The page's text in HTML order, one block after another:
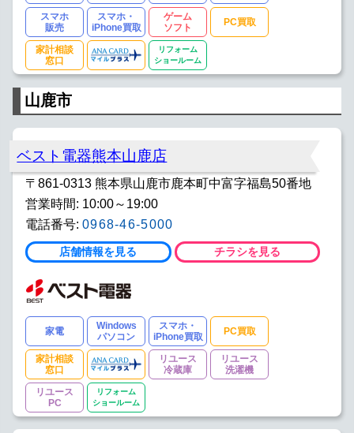
スマホ
販売
スマホ・
iPhone買取
ゲーム
ソフト
PC買取
家計相談
窓口
リフォーム
ショールーム
山鹿市
ベスト電器熊本山鹿店
〒861-0313 熊本県山鹿市鹿本町中富字福島50番地
営業時間: 10:00～19:00
電話番号: 0968-46-5000
店舗情報を見る チラシを見る
家電
Windows
パソコン
スマホ・
iPhone買取
PC買取
家計相談
窓口
リユース
冷蔵庫
リユース
洗濯機
リユース
PC
リフォーム
ショールーム